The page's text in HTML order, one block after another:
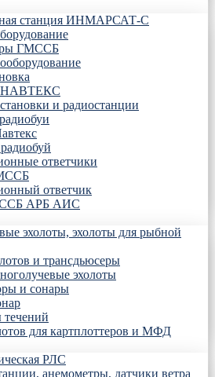
станция ИНМАРСАТ-С
ГМССБ
НАВТЕКС
и радиостанции
ответчики
ответчик
АРБ АИС
эхолоты, эхолоты для рыбной
и трансдьюсеры
эхолоты
и сонары
для картплоттеров и МФД
РЛС
анемометры, датчики ветра